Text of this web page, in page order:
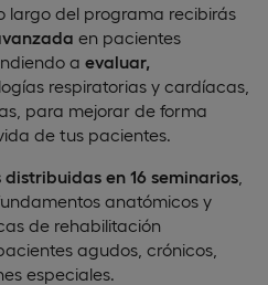
largo del programa recibirás
en pacientes
a evaluar,
respiratorias y cardíacas,
para mejorar de forma
de tus pacientes.
en 16 seminarios
anatómicos y
de rehabilitación
agudos, crónicos,
especiales.